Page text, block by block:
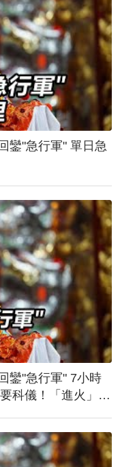
行軍" 單日急
鑾"急行軍" 7小時
科儀！「進火」儀